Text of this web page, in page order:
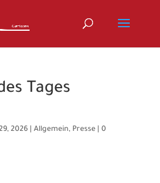
Tages
2026| Allgemein, Presse| 0